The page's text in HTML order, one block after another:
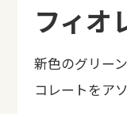
フィオ
新色のグリー
コレートをア